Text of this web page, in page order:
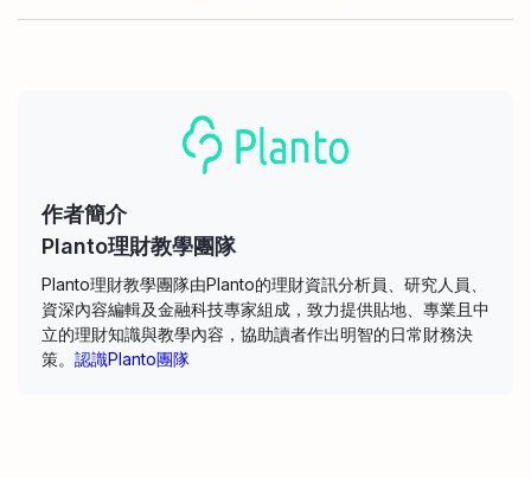
作者簡介
Planto理財教學團隊
Planto理財教學團隊由Planto的理財資訊分析員、研究人員、
資深內容編輯及金融科技專家組成，致力提供貼地、專業且中
立的理財知識與教學內容，協助讀者作出明智的日常財務決
策。 認識Planto團隊